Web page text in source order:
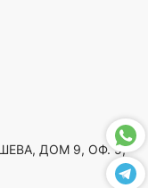
ДОМ 9, ОФ. 5,